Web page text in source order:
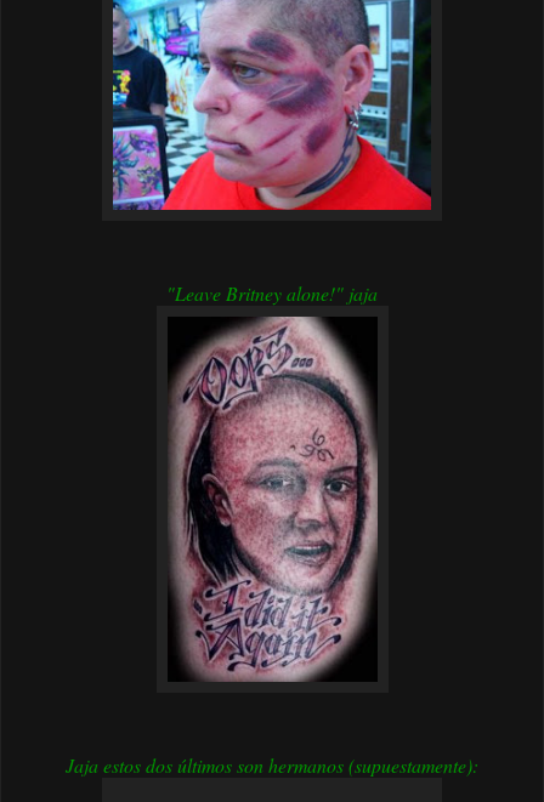
"Leave Britney alone!" jaja
Jaja estos dos últimos son hermanos (supuestamente):